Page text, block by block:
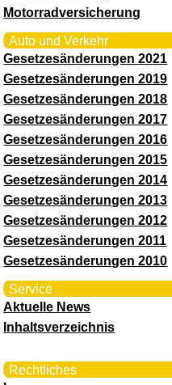
Motorradversicherung
Auto und Verkehr
Gesetzesänderungen 2021
Gesetzesänderungen 2019
Gesetzesänderungen 2018
Gesetzesänderungen 2017
Gesetzesänderungen 2016
Gesetzesänderungen 2015
Gesetzesänderungen 2014
Gesetzesänderungen 2013
Gesetzesänderungen 2012
Gesetzesänderungen 2011
Gesetzesänderungen 2010
Service
Aktuelle News
Inhaltsverzeichnis
Rechtliches